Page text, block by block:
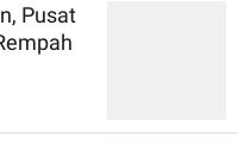
Pusat